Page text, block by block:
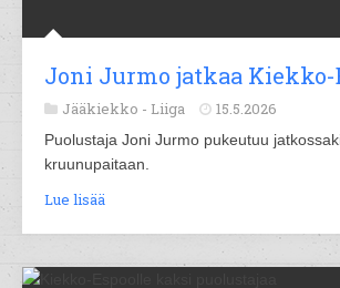
Joni Jurmo jatkaa Kiekko-
Jääkiekko - Liiga 15.5.2026
Puolustaja Joni Jurmo pukeutuu
kruunupaitaan.
Lue lisää